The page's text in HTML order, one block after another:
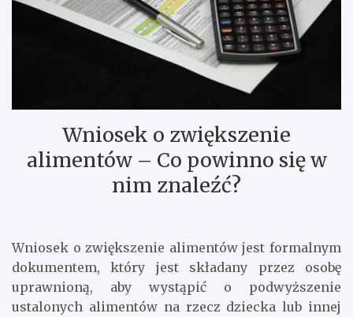
Wniosek o zwiększenie
alimentów – Co powinno się w
nim znaleźć?
Wniosek o zwiększenie alimentów jest formalnym
dokumentem, który jest składany przez osobę
uprawnioną, aby wystąpić o podwyższenie
ustalonych alimentów na rzecz dziecka lub innej